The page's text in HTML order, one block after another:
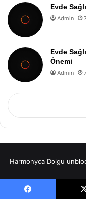
Evde
Admin
Evde
Önemi
Admin
Harmonyca Dolgu